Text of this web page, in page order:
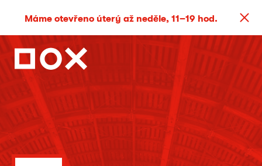
Máme otevřeno úterý až neděle, 11–19 hod.